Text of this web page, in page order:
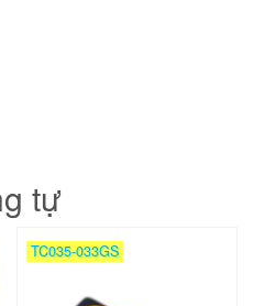
₫
tự
TC035-033GS